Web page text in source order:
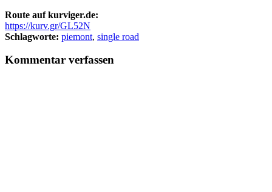
Route auf kurviger.de:
https://kurv.gr/GL52N
Schlagworte: piemont, single road
Kommentar verfassen